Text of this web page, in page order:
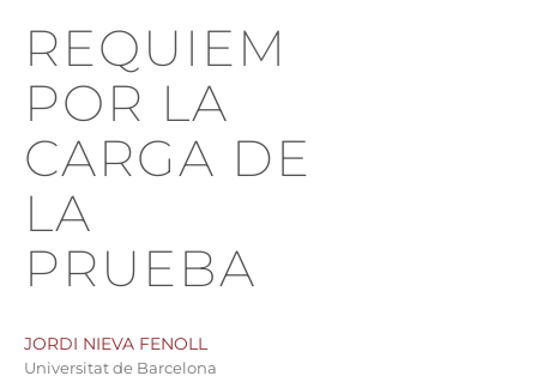
REQUIEM
POR LA
CARGA DE
LA
PRUEBA
JORDI NIEVA FENOLL
Universitat de Barcelona